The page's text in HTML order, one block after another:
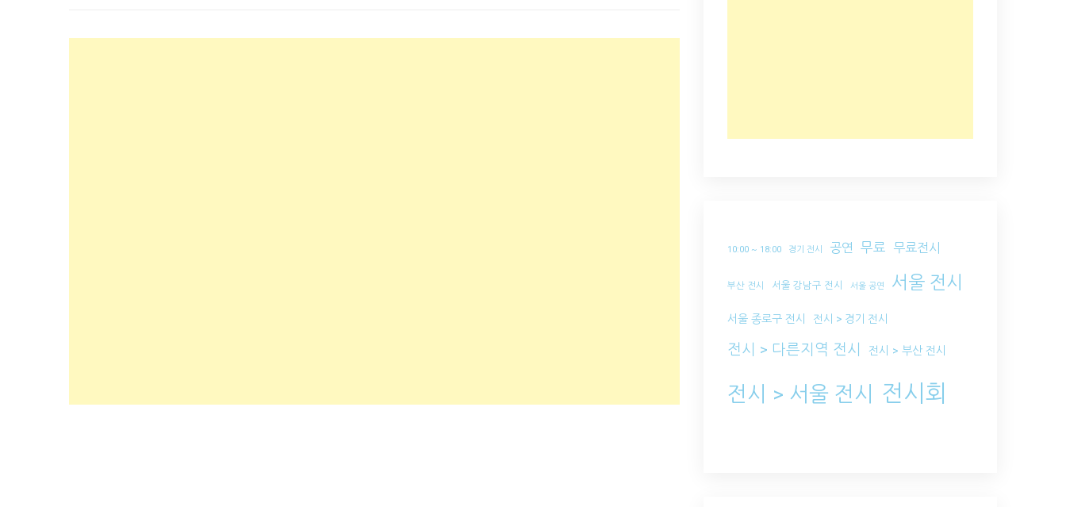
10:00 ~ 18:00 경기 전시 공연 무료 무료전시
부산 전시 서울 강남구 전시 서울 공연 서울 전시
서울 종로구 전시 전시 > 경기 전시
전시 > 다른지역 전시 전시 > 부산 전시
전시 > 서울 전시 전시회